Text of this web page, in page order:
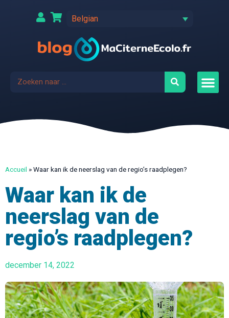
Belgian
Accueil »Waar kan ik de neerslag van de regio’s raadplegen?
Waar kan ik de
neerslag van de
regio’s raadplegen?
december 14, 2022